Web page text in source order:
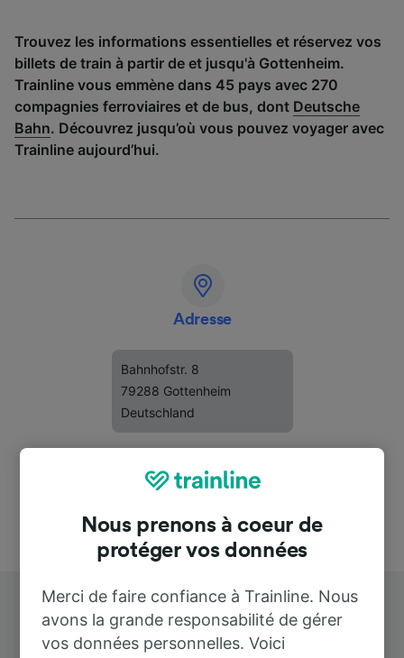
Trouvez les informations essentielles et réservez vos
billets de train à partir de et jusqu'à Gottenheim.
Trainline vous emmène dans 45 pays avec 270
compagnies ferroviaires et de bus, dont Deutsche
Bahn. Découvrez jusqu’où vous pouvez voyager avec
Trainline aujourd’hui.
Adresse
Bahnhofstr. 8
79288 Gottenheim
Deutschland
Nous prenons à coeur de
protéger vos données
Merci de faire confiance à Trainline. Nous
avons la grande responsabilité de gérer
vos données personnelles. Voici